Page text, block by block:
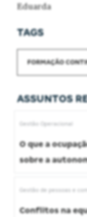
Eduarda
TAGS
FORMAÇÃO
ASSUNTOS
Gestão Operacional
O que a
sobre a
Gestão de pessoas e
Conflitos na